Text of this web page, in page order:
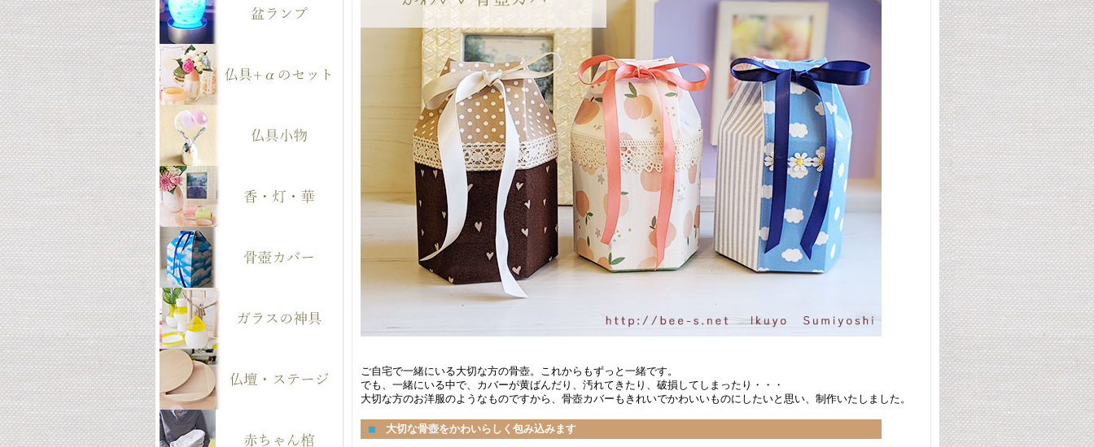
ご自宅で一緒にいる大切な方の骨壺。これからもずっと一緒です。
でも、一緒にいる中で、カバーが黄ばんだり、汚れてきたり、破損してしまったり・・・
大切な方のお洋服のようなものですから、骨壺カバーもきれいでかわいいものにしたいと思い、制作いたしました。
■ 大切な骨壺をかわいらしく包み込みます